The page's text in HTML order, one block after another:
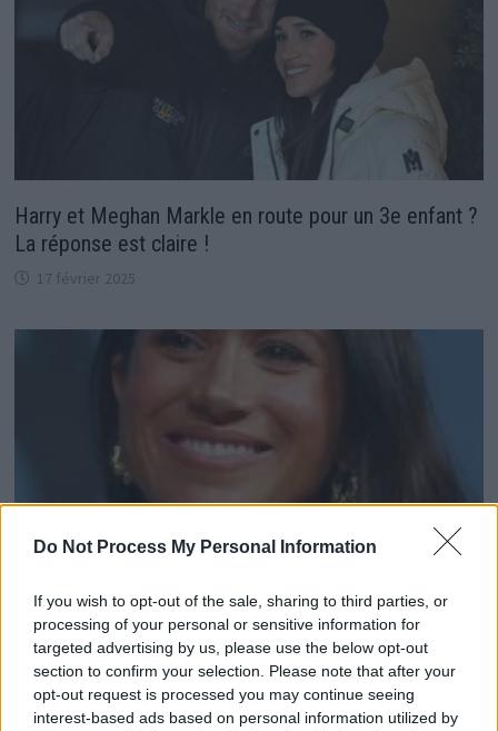
Do Not Process My Personal Information
If you wish to opt-out of the sale, sharing to third parties, or
processing of your personal or sensitive information for
targeted advertising by us, please use the below opt-out
section to confirm your selection. Please note that after your
opt-out request is processed you may continue seeing
interest-based ads based on personal information utilized by
Harry et Meghan Markle en route pour un 3e enfant ?
La réponse est claire !
17 février 2025
Meghan Markle dénonce le racisme et les secrets de
la famille royale
3 mai 2026